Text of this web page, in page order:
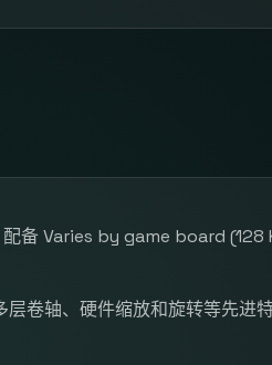
Varies by game board (128
卷轴、硬件缩放和旋转等先进